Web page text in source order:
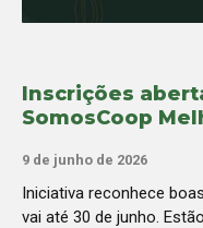
Inscrições
SomosCoop
9 de junho de 2026
Iniciativa reconhece
vai até 30 de junho.